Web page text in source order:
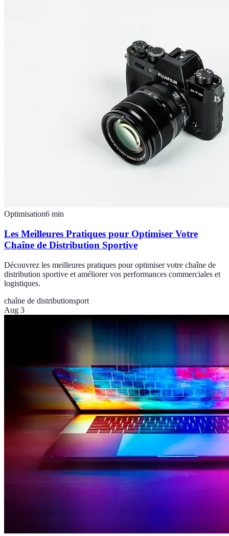
Optimisation6 min
Les Meilleures Pratiques pour Optimiser Votre
Chaîne de Distribution Sportive
Découvrez les meilleures pratiques pour optimiser votre chaîne de
distribution sportive et améliorer vos performances commerciales et
logistiques.
chaîne de distributionsport
Aug 3